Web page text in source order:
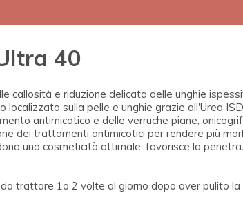
40
callosità e riduzione delicata delle unghie
localizzato sulla pelle e unghie grazie all'Urea
antimicotico e delle verruche piane,
dei trattamenti antimicotici per rendere più
una cosmeticità ottimale, favorisce la
trattare 1o 2 volte al giorno dopo aver pulito la